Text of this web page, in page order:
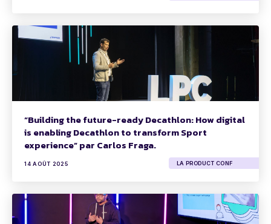
“Building the future-ready Decathlon: How digital
is enabling Decathlon to transform Sport
experience” par Carlos Fraga.
14 AOÛT 2025 LA PRODUCT CONF